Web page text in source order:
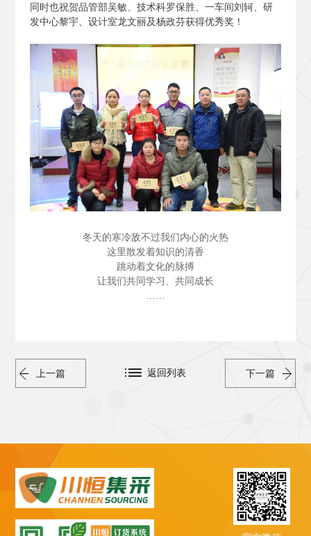
同时也祝贺品管部吴敏、技术科罗保胜、一车间刘轲、研
发中心黎宇、设计室龙文丽及杨政芬获得优秀奖！
冬天的寒冷敌不过我们内心的火热
这里散发着知识的清香
跳动着文化的脉搏
让我们共同学习、共同成长
上一篇 下一篇
返回列表